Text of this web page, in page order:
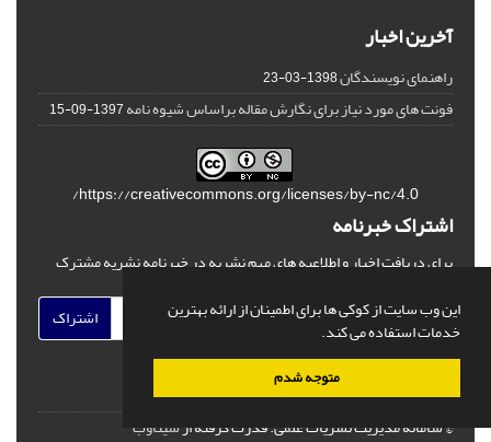
این وب سایت از کوکی ها برای اطمینان از ارائه بهترین
خدمات استفاده می کند.
متوجه شدم
آخرین اخبار
راهنمای نویسندگان1398-03-23
فونت های مورد نیاز برای نگارش مقاله براساس شیوه نامه1397-09-15
https://creativecommons.org/licenses/by-nc/4.0/
اشتراک خبرنامه
برای دریافت اخبار و اطلاعیه های مهم نشریه در خبرنامه نشریه مشترک
اشتراک
© سامانه مدیریت نشریات علمی.قدرت گرفته ازسیناوب